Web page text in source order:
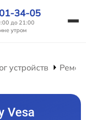
34-05
до 21:00
мне утром
устройств
Vesa